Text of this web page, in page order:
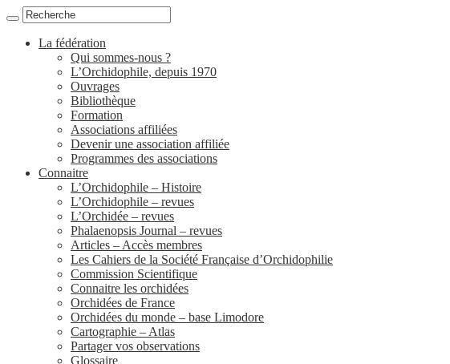
La fédération
Qui sommes-nous ?
L’Orchidophile, depuis 1970
Ouvrages
Bibliothèque
Formation
Associations affiliées
Devenir une association affiliée
Programmes des associations
Connaitre
L’Orchidophile – Histoire
L’Orchidophile – revues
L’Orchidée – revues
Phalaenopsis Journal – revues
Articles – Accès membres
Les Cahiers de la Société Française d’Orchidophilie
Commission Scientifique
Connaitre les orchidées
Orchidées de France
Orchidées du monde – base Limodore
Cartographie – Atlas
Partager vos observations
Glossaire